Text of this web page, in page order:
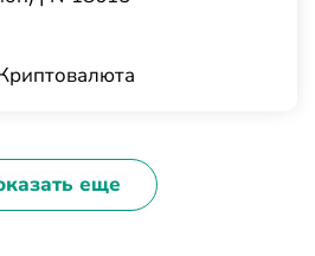
еще